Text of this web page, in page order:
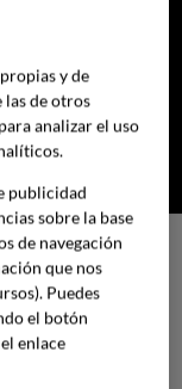
y de
de otros
analizar el uso
publicidad
sobre la base
de navegación
que nos
Puedes
el botón
enlace